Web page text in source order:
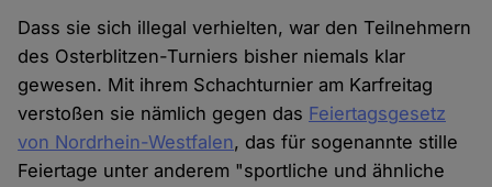
Dass sie sich illegal verhielten, war den Teilnehmern
des Osterblitzen-Turniers bisher niemals klar
gewesen. Mit ihrem Schachturnier am Karfreitag
verstoßen sie nämlich gegen das Feiertagsgesetz
von Nordrhein-Westfalen, das für sogenannte stille
Feiertage unter anderem "sportliche und ähnliche